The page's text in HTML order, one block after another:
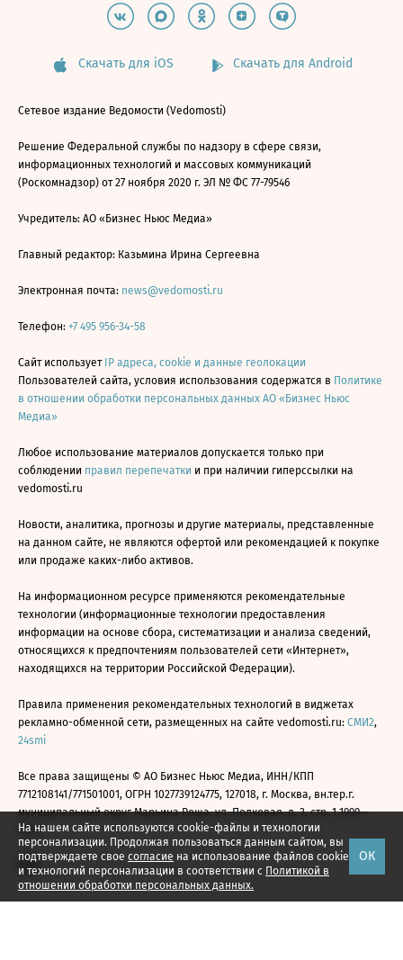
На нашем сайте используются cookie-файлы и технологии
персонализации. Продолжая пользоваться данным сайтом, вы
подтверждаете свое согласие на использование файлов cookie
и технологий персонализации в соответствии с Политикой в
отношении обработки персональных данных.
ОК
Скачать для iOS Скачать для Android
Сетевое издание Ведомости (Vedomosti)
Решение Федеральной службы по надзору в сфере связи,
информационных технологий и массовых коммуникаций
(Роскомнадзор) от 27 ноября 2020 г. ЭЛ № ФС 77-79546
Учредитель: АО «Бизнес Ньюс Медиа»
Главный редактор: Казьмина Ирина Сергеевна
Электронная почта: news@vedomosti.ru
Телефон: +7 495 956-34-58
Сайт использует IP адреса, cookie и данные геолокации
Пользователей сайта, условия использования содержатся в Политике
в отношении обработки персональных данных АО «Бизнес Ньюс
Медиа»
Любое использование материалов допускается только при
соблюдении правил перепечатки и при наличии гиперссылки на
vedomosti.ru
Новости, аналитика, прогнозы и другие материалы, представленные
на данном сайте, не являются офертой или рекомендацией к покупке
или продаже каких-либо активов.
На информационном ресурсе применяются рекомендательные
технологии (информационные технологии предоставления
информации на основе сбора, систематизации и анализа сведений,
относящихся к предпочтениям пользователей сети «Интернет»,
находящихся на территории Российской Федерации).
Правила применения рекомендательных технологий в виджетах
рекламно-обменной сети, размещенных на сайте vedomosti.ru: СМИ2,
24smi
Все права защищены © АО Бизнес Ньюс Медиа, ИНН/КПП
7712108141/771501001, ОГРН 1027739124775, 127018, г. Москва, вн.тер.г.
муниципальный округ Марьина Роща, ул. Полковая, д. 3, стр. 1 1999—
2026